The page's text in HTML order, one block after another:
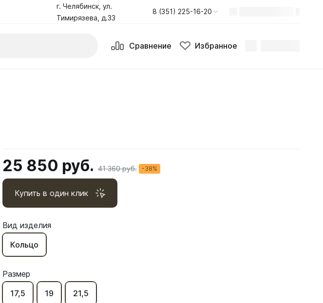
г. Челябинск, ул.
Тимирязева, д.33
8 (351) 225-16-20
Сравнение Избранное
25 850 руб. 41 360 руб. -38%
Купить в один клик
Вид изделия
Кольцо
Размер
17,5
19 21,5